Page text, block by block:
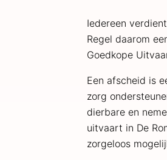
Iedereen
Regel daarom
Goedkope
Een afscheid is
zorg
dierbare en
uitvaart in De
zorgeloos